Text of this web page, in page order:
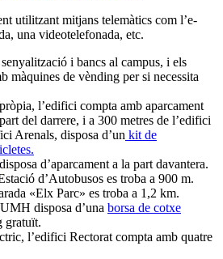
utilitzant mitjans telemàtics com l’e-
una videotelefonada, etc.
i bancs al campus, i els
màquines de vènding per si necessita
l’edifici compta amb aparcament
del darrere, i a 300 metres de l’edifici
Arenals, disposa d’un kit de
d’aparcament a la part davantera.
d’Autobusos es troba a 900 m.
«Elx Parc» es troba a 1,2 km.
disposa d’una borsa de cotxe
gratuït.
l’edifici Rectorat compta amb quatre